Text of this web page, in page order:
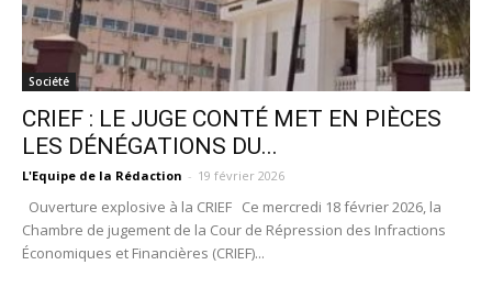
Société
CRIEF : LE JUGE CONTÉ MET EN PIÈCES
LES DÉNÉGATIONS DU...
L'Equipe de la Rédaction - 19 février 2026
Ouverture explosive à la CRIEF Ce mercredi 18 février 2026, la
Chambre de jugement de la Cour de Répression des Infractions
Économiques et Financières (CRIEF)...